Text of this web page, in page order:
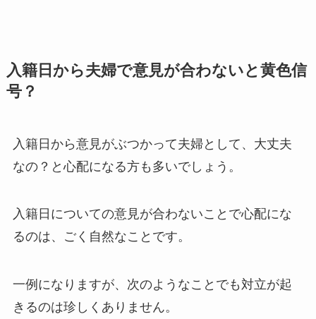
入籍日から夫婦で意見が合わないと黄色信
号？
入籍日から意見がぶつかって夫婦として、大丈夫
なの？と心配になる方も多いでしょう。
入籍日についての意見が合わないことで心配にな
るのは、ごく自然なことです。
一例になりますが、次のようなことでも対立が起
きるのは珍しくありません。